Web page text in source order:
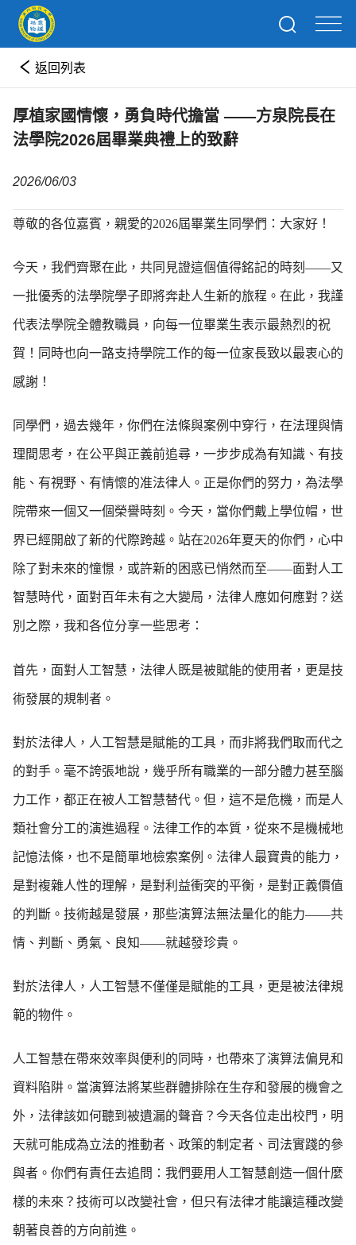
返回列表
厚植家國情懷，勇負時代擔當 ——方泉院長在
法學院2026屆畢業典禮上的致辭
2026/06/03
尊敬的各位嘉賓，親愛的2026屆畢業生同學們：大家好！
今天，我們齊聚在此，共同見證這個值得銘記的時刻——又
一批優秀的法學院學子即將奔赴人生新的旅程。在此，我謹
代表法學院全體教職員，向每一位畢業生表示最熱烈的祝
賀！同時也向一路支持學院工作的每一位家長致以最衷心的
感謝！
同學們，過去幾年，你們在法條與案例中穿行，在法理與情
理間思考，在公平與正義前追尋，一步步成為有知識、有技
能、有視野、有情懷的准法律人。正是你們的努力，為法學
院帶來一個又一個榮譽時刻。今天，當你們戴上學位帽，世
界已經開啟了新的代際跨越。站在2026年夏天的你們，心中
除了對未來的憧憬，或許新的困惑已悄然而至——面對人工
智慧時代，面對百年未有之大變局，法律人應如何應對？送
別之際，我和各位分享一些思考：
首先，面對人工智慧，法律人既是被賦能的使用者，更是技
術發展的規制者。
對於法律人，人工智慧是賦能的工具，而非將我們取而代之
的對手。毫不誇張地說，幾乎所有職業的一部分體力甚至腦
力工作，都正在被人工智慧替代。但，這不是危機，而是人
類社會分工的演進過程。法律工作的本質，從來不是機械地
記憶法條，也不是簡單地檢索案例。法律人最寶貴的能力，
是對複雜人性的理解，是對利益衝突的平衡，是對正義價值
的判斷。技術越是發展，那些演算法無法量化的能力——共
情、判斷、勇氣、良知——就越發珍貴。
對於法律人，人工智慧不僅僅是賦能的工具，更是被法律規
範的物件。
人工智慧在帶來效率與便利的同時，也帶來了演算法偏見和
資料陷阱。當演算法將某些群體排除在生存和發展的機會之
外，法律該如何聽到被遺漏的聲音？今天各位走出校門，明
天就可能成為立法的推動者、政策的制定者、司法實踐的參
與者。你們有責任去追問：我們要用人工智慧創造一個什麼
樣的未來？技術可以改變社會，但只有法律才能讓這種改變
朝著良善的方向前進。